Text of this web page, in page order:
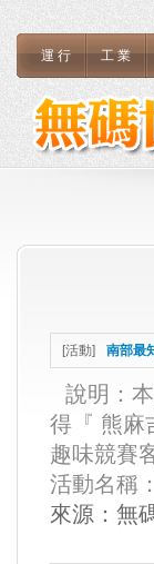
運行 工業
[活動] 南部最
說明：
得『 熊麻
趣味競賽
活動名稱
來源： 無